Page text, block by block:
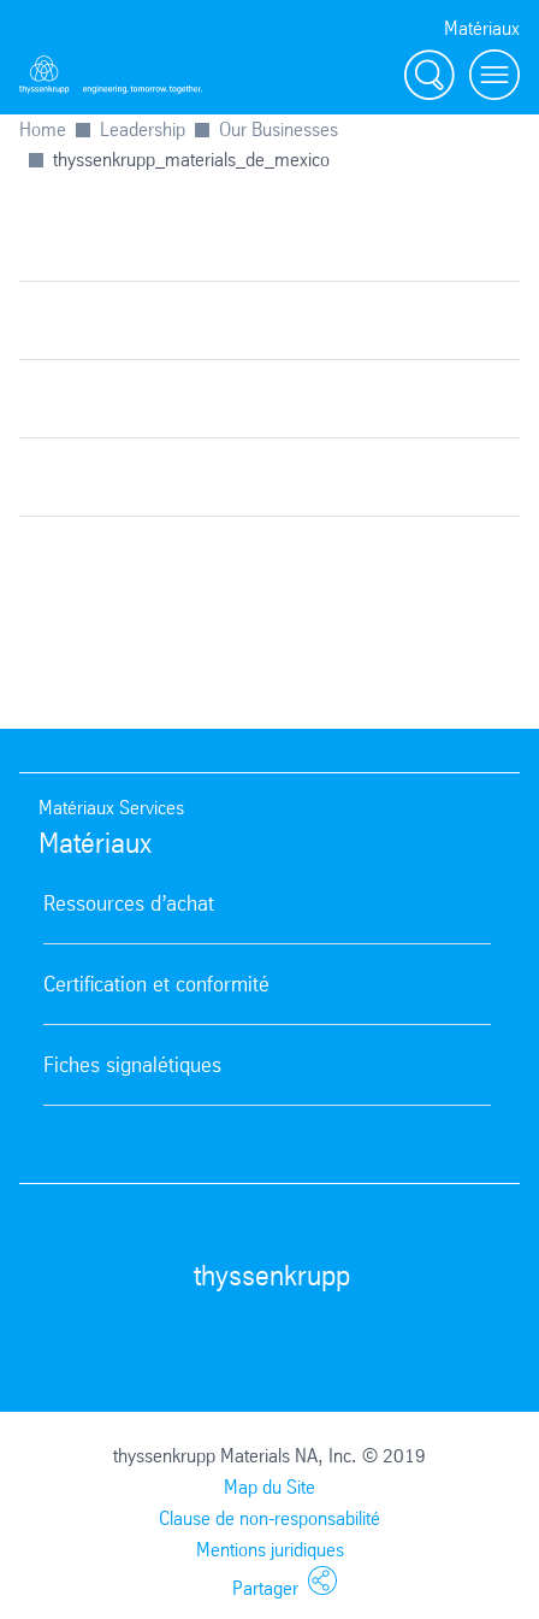
Matériaux
Search menu
Home Leadership
Our Businesses
thyssenkrupp_materials_de_mexico
Matériaux Services
Matériaux
Ressources d’achat
Certification et conformité
Fiches signalétiques
thyssenkrupp
thyssenkrupp Materials NA, Inc. © 2019
Map du Site
Clause de non-responsabilité
Mentions juridiques
Partager